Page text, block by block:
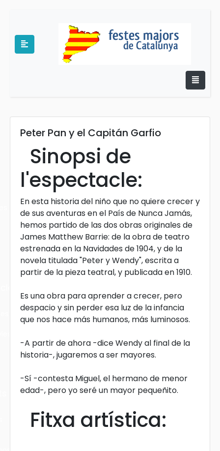
Peter Pan y el Capitán Garfio
Sinopsi de
l'espectacle:
En esta historia del niño que no quiere crecer y
de sus aventuras en el País de Nunca Jamás,
hemos partido de las dos obras originales de
James Matthew Barrie: de la obra de teatro
estrenada en la Navidades de 1904, y de la
novela titulada "Peter y Wendy", escrita a
partir de la pieza teatral, y publicada en 1910.
Es una obra para aprender a crecer, pero
despacio y sin perder esa luz de la infancia
que nos hace más humanos, más luminosos.
-A partir de ahora -dice Wendy al final de la
historia-, jugaremos a ser mayores.
-Sí -contesta Miguel, el hermano de menor
edad-, pero yo seré un mayor pequeñito.
Fitxa artística: